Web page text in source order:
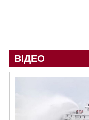
ВІДЕО